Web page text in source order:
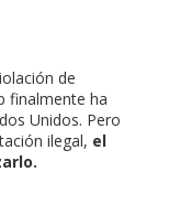
de
finalmente ha
Unidos. Pero
ilegal, el